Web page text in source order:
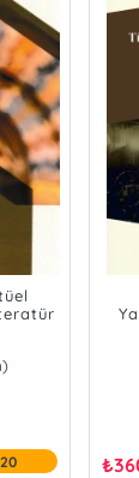
₺